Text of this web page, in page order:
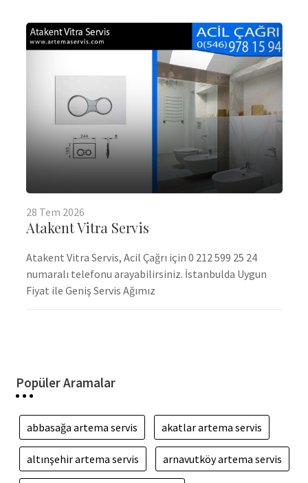
28 Tem 2026
Atakent Vitra Servis
Atakent Vitra Servis, Acil Çağrı için 0 212 599 25 24
numaralı telefonu arayabilirsiniz. İstanbulda Uygun
Fiyat ile Geniş Servis Ağımız
Popüler Aramalar
abbasağa artema servis akatlar artema servis
altınşehir artema servis arnavutköy artema servis